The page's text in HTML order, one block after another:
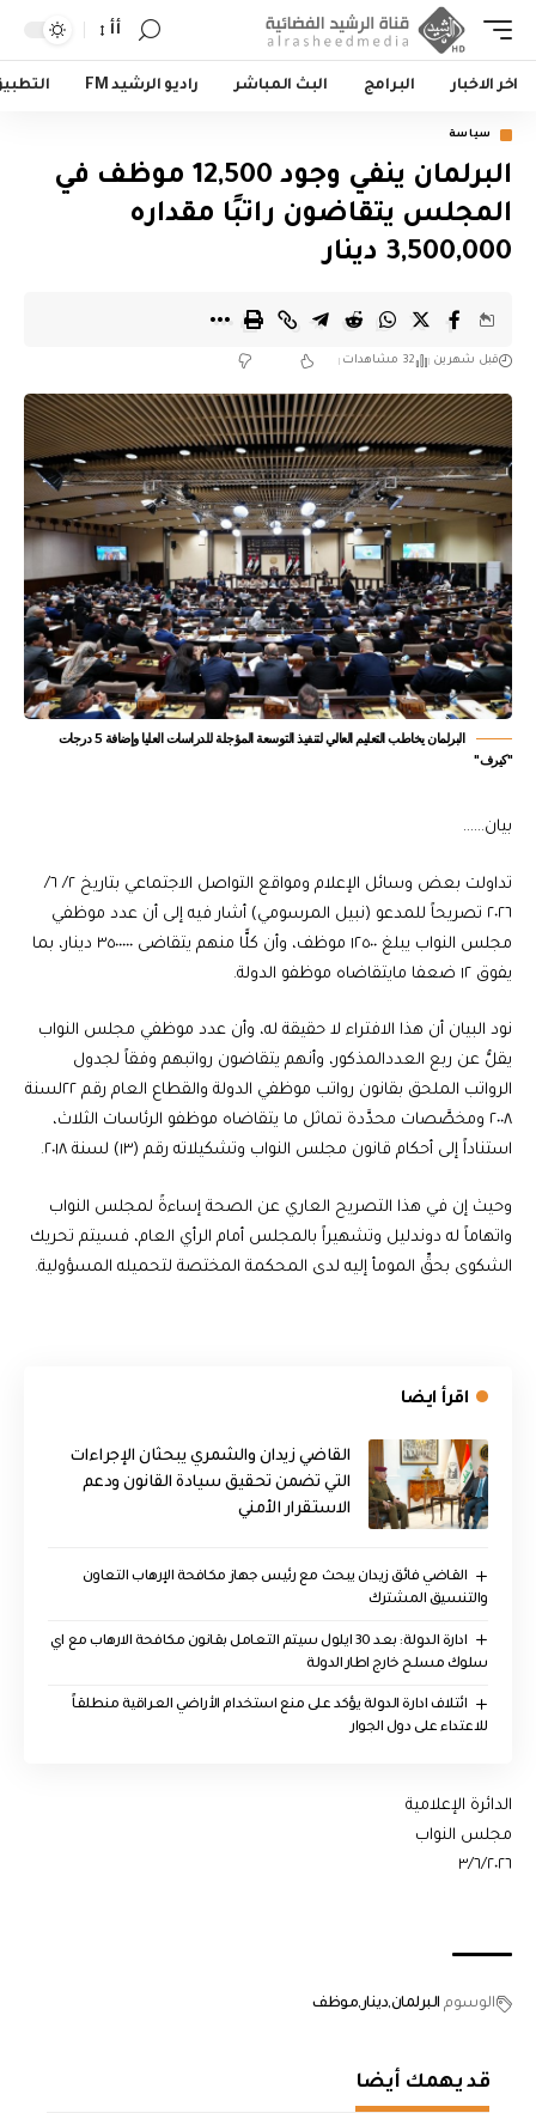
أأ
اخر الاخبار البرامج البث المباشر راديو الرشيد FM
سياسة
البرلمان ينفي وجود 12,500 موظف في
المجلس يتقاضون راتبًا مقداره
3,500,000 دينار
قبل شهرين 32 مشاهدات
البرلمان يخاطب التعليم العالي لتنفيذ التوسعة المؤجلة للدراسات العليا وإضافة 5 درجات
"كيرف"
بيان……
تداولت بعض وسائل الإعلام ومواقع التواصل الاجتماعي بتاريخ ٢/ ٦/
٢٠٢٦ تصريحاً للمدعو (نبيل المرسومي) أشار فيه إلى أن عدد موظفي
مجلس النواب يبلغ ١٢٥٠٠ موظف، وأن كلًّا منهم يتقاضى ٣٥٠٠٠٠٠ دينار، بما
يفوق ١٢ ضعفا مايتقاضاه موظفو الدولة.
نود البيان أن هذا الافتراء لا حقيقة له، وأن عدد موظفي مجلس النواب
يقلُّ عن ربع العددالمذكور، وأنهم يتقاضون رواتبهم وفقاً لجدول
الرواتب الملحق بقانون رواتب موظفي الدولة والقطاع العام رقم ٢٢لسنة
٢٠٠٨ ومخصَّصات محدَّدة تماثل ما يتقاضاه موظفو الرئاسات الثلاث،
استناداً إلى أحكام قانون مجلس النواب وتشكيلاته رقم (١٣) لسنة ٢٠١٨.
وحيث إن في هذا التصريح العاري عن الصحة إساءةً لمجلس النواب
واتهاماً له دوندليل وتشهيراً بالمجلس أمام الرأي العام، فسيتم تحريك
الشكوى بحقِّ المومأ إليه لدى المحكمة المختصة لتحميله المسؤولية.
اقرأ ايضا
القاضي زيدان والشمري يبحثان الإجراءات
التي تضمن تحقيق سيادة القانون ودعم
الاستقرار الأمني
القاضي فائق زيدان يبحث مع رئيس جهاز مكافحة الإرهاب التعاون
والتنسيق المشترك
ادارة الدولة: بعد 30 ايلول سيتم التعامل بقانون مكافحة الارهاب مع اي
سلوك مسلح خارج اطار الدولة
ائتلاف ادارة الدولة يؤكد على منع استخدام الأراضي العراقية منطلقاً
للاعتداء على دول الجوار
الدائرة الإعلامية
مجلس النواب
٣/٦/٢٠٢٦
الوسوم البرلماندينار موظف
قد يهمك أيضا